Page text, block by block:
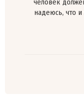
человек
надеюсь, что